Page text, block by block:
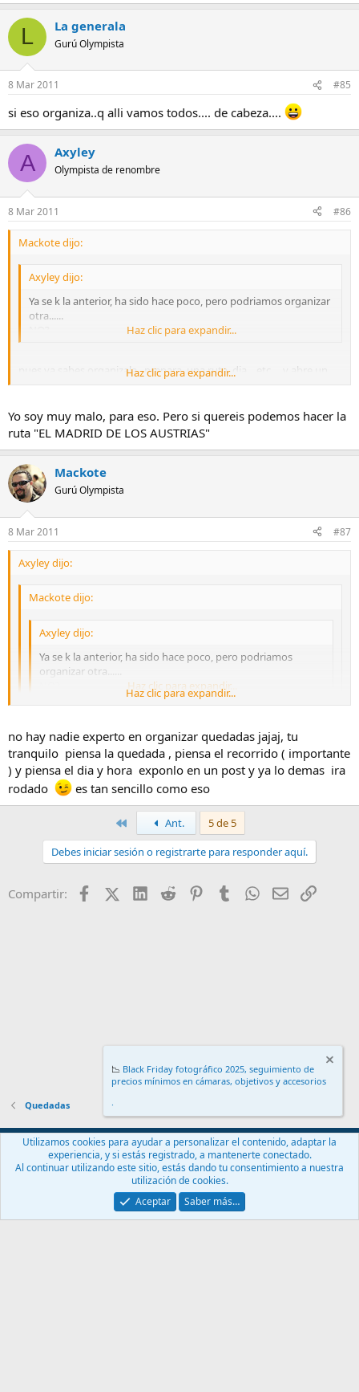
L La generala
Gurú Olympista
8 Mar 2011 #85
si eso organiza..q alli vamos todos.... de cabeza....
A Axyley
Olympista de renombre
8 Mar 2011 #86
Mackote dijo:
Axyley dijo:
Ya se k la anterior, ha sido hace poco, pero podriamos organizar
otra......
Haz clic para expandir...
pues ya sabes organizala , prepara una ruta, dia , etc... y abre un
post para ke la gente se apunte :
Haz clic para expandir...
Yo soy muy malo, para eso. Pero si quereis podemos hacer la
ruta "EL MADRID DE LOS AUSTRIAS"
Mackote
Gurú Olympista
8 Mar 2011 #87
Axyley dijo:
Mackote dijo:
Axyley dijo:
Ya se k la anterior, ha sido hace poco, pero podriamos
organizar otra......
Haz clic para expandir...
un post para ke la gente se apunte :
Yo soy muy malo, para eso. Pero si quereis podemos hacer la ruta
"EL MADRID DE LOS AUSTRIAS"
Haz clic para expandir...
no hay nadie experto en organizar quedadas jajaj, tu
tranquilo piensa la quedada , piensa el recorrido ( importante
) y piensa el dia y hora exponlo en un post y ya lo demas ira
rodado
es tan sencillo como eso
PrimeroAnt.
5 de 5
Debes iniciar sesión o registrarte para responder aquí.
Compartir: FacebookX (Twitter)
LinkedIn
Reddit PinterestTumblr WhatsApp
EmailEnlace
Quedadas
Español (ES)
Contáctanos
Términos y reglas Política de privacidad
Ayuda
Community platform by XenForo® © 2010-2024 XenForo Ltd.
📉 Black Friday fotográfico 2025, seguimiento de
precios mínimos en cámaras, objetivos y accesorios
.
Utilizamos cookies para ayudar a personalizar el contenido, adaptar la
experiencia, y si estás registrado, a mantenerte conectado.
Al continuar utilizando este sitio, estás dando tu consentimiento a nuestra
utilización de cookies.
Aceptar
Saber más…